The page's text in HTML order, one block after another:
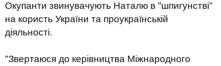
Окупанти звинувачують Наталю в "шпигунстві"
на користь України та проукраїнській
діяльності.
"Звертаюся до керівництва Міжнародного